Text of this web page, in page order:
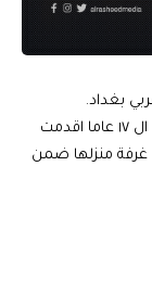
بغداد.
وقال المصدر في حديث للرشيد، ان” فتاة تبلغ من ال ١٧ عاما اقدمت
منزلها ضمن